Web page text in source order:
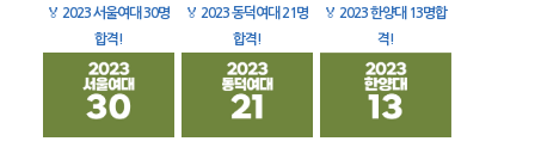
🏅 2023 서울여대 30명
합격!
🏅 2023 동덕여대 21명
합격!
🏅 2023 한양대 13명합
격!